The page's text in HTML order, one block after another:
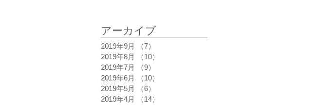
最新記事
2019年9月 （7）
2019年8月
（10）
2019年7月
（9）
2019年6月
（10）
2019年5月
（6）
2019年4月
（14）
アーカイブ